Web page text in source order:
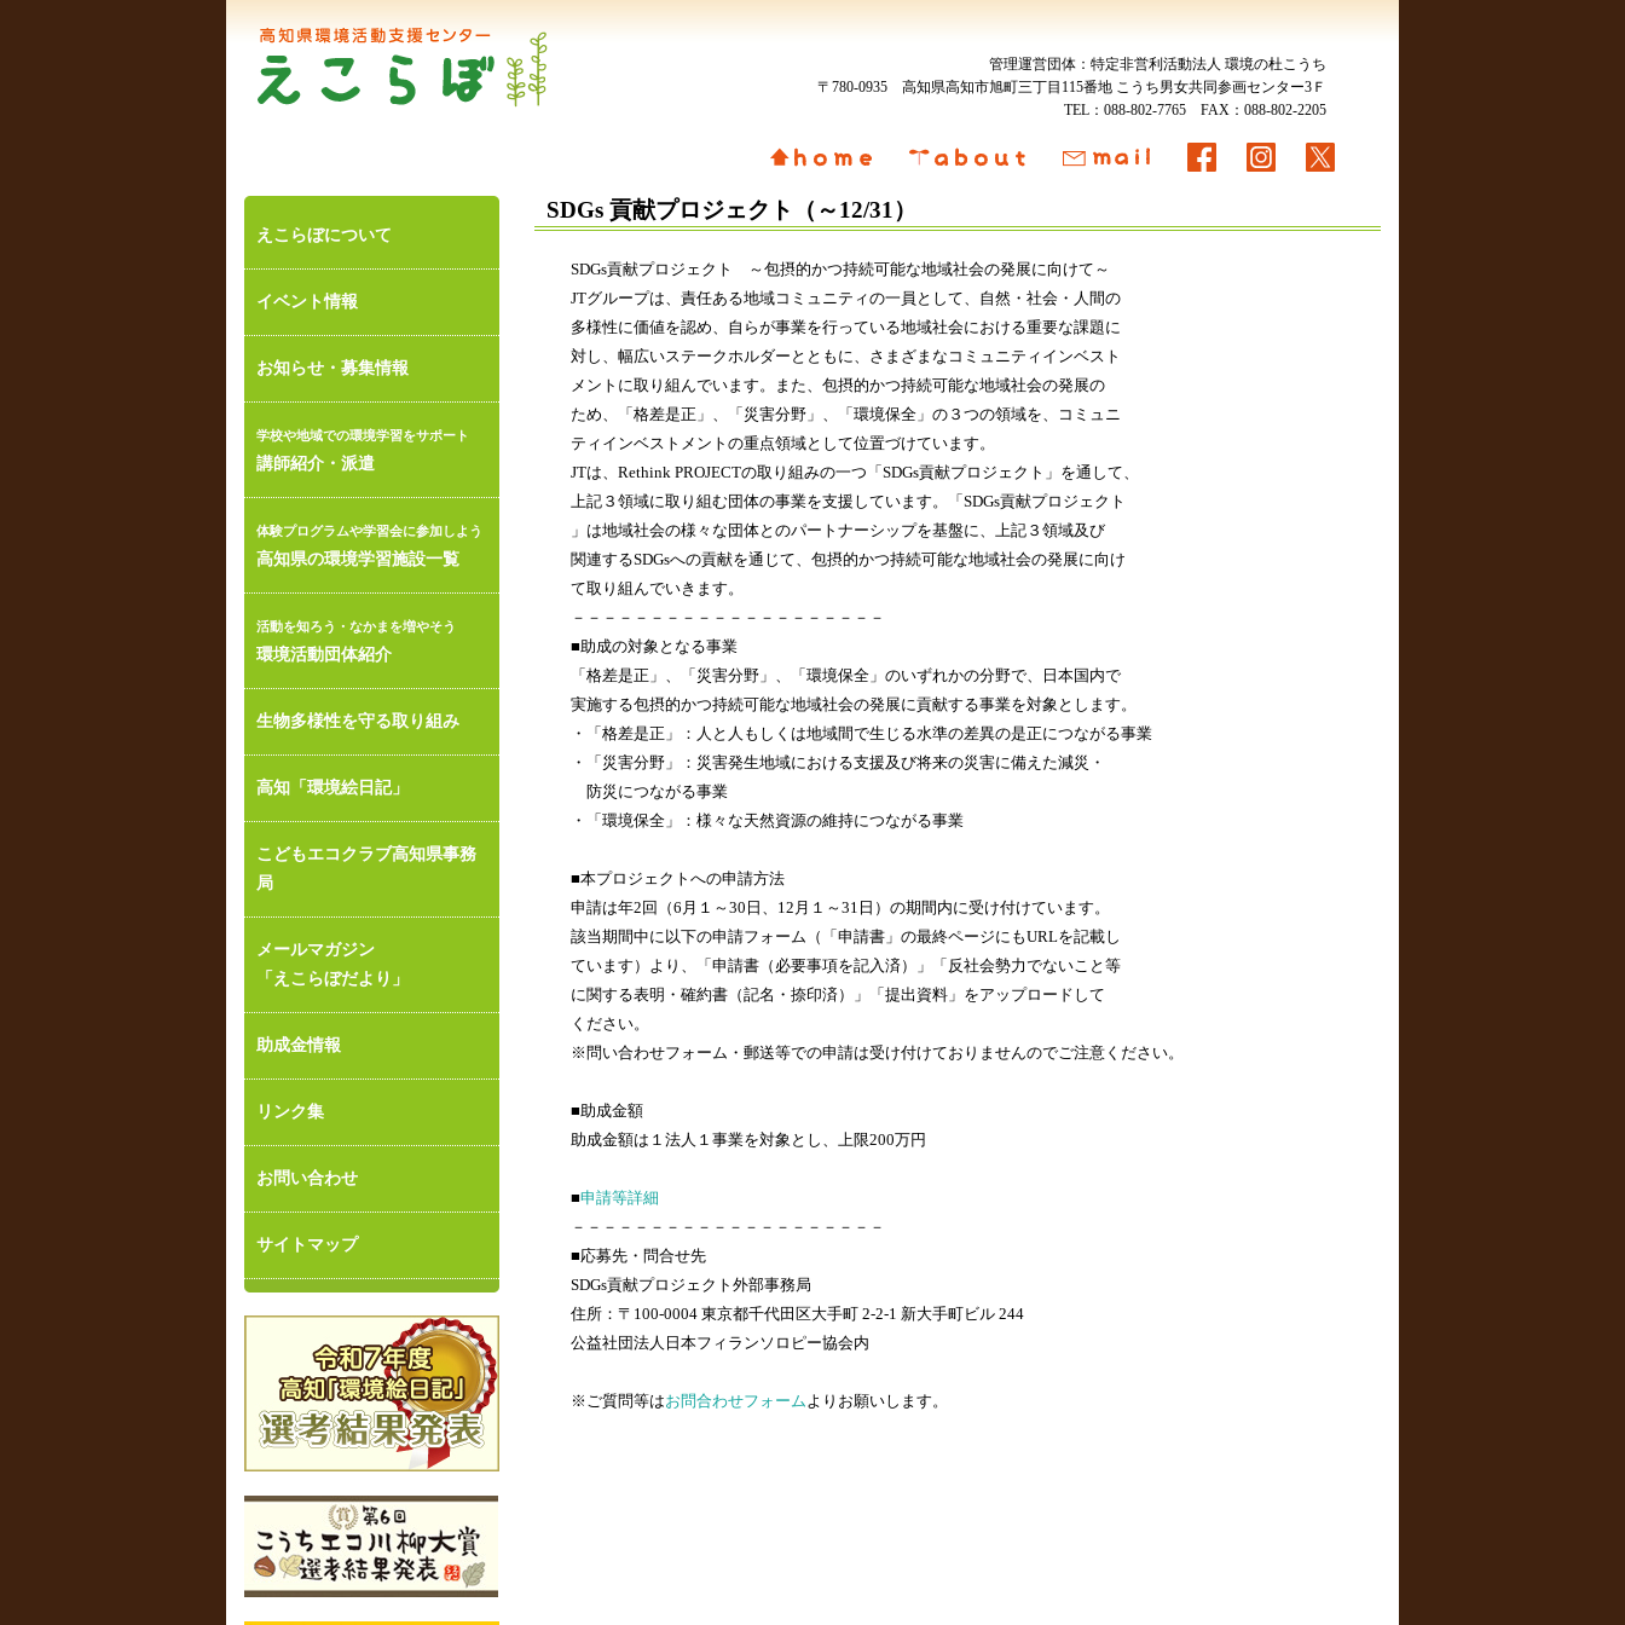
管理運営団体：特定非営利活動法人 環境の杜こうち
〒780-0935 高知県高知市旭町三丁目115番地 こうち男女共同参画センター3Ｆ
TEL： 088-802-7765 FAX：088-802-2205
えこらぼについて
イベント情報
お知らせ・募集情報
学校や地域での環境学習をサポート
講師紹介・派遣
体験プログラムや学習会に参加しよう
高知県の環境学習施設一覧
活動を知ろう・なかまを増やそう
環境活動団体紹介
生物多様性を守る取り組み
高知「環境絵日記」
こどもエコクラブ高知県事務
局
メールマガジン
「えこらぼだより」
助成金情報
リンク集
お問い合わせ
サイトマップ
SDGs 貢献プロジェクト（～12/31）
SDGs貢献プロジェクト ～包摂的かつ持続可能な地域社会の発展に向けて～
JTグループは、責任ある地域コミュニティの一員として、自然・社会・人間の
多様性に価値を認め、自らが事業を行っている地域社会における重要な課題に
対し、幅広いステークホルダーとともに、さまざまなコミュニティインベスト
メントに取り組んでいます。また、包摂的かつ持続可能な地域社会の発展の
ため、「格差是正」、「災害分野」、「環境保全」の３つの領域を、コミュニ
ティインベストメントの重点領域として位置づけています。
JTは、Rethink PROJECTの取り組みの一つ「SDGs貢献プロジェクト」を通して、
上記３領域に取り組む団体の事業を支援しています。「SDGs貢献プロジェクト
」は地域社会の様々な団体とのパートナーシップを基盤に、上記３領域及び
関連するSDGsへの貢献を通じて、包摂的かつ持続可能な地域社会の発展に向け
て取り組んでいきます。
－－－－－－－－－－－－－－－－－－－－
■助成の対象となる事業
「格差是正」、「災害分野」、「環境保全」のいずれかの分野で、日本国内で
実施する包摂的かつ持続可能な地域社会の発展に貢献する事業を対象とします。
・「格差是正」：人と人もしくは地域間で生じる水準の差異の是正につながる事業
・「災害分野」：災害発生地域における支援及び将来の災害に備えた減災・
防災につながる事業
・「環境保全」：様々な天然資源の維持につながる事業
■本プロジェクトへの申請方法
申請は年2回（6月１～30日、12月１～31日）の期間内に受け付けています。
該当期間中に以下の申請フォーム（「申請書」の最終ページにもURLを記載し
ています）より、「申請書（必要事項を記入済）」「反社会勢力でないこと等
に関する表明・確約書（記名・捺印済）」「提出資料」をアップロードして
ください。
※問い合わせフォーム・郵送等での申請は受け付けておりませんのでご注意ください。
■助成金額
助成金額は１法人１事業を対象とし、上限200万円
■申請等詳細
－－－－－－－－－－－－－－－－－－－－
■応募先・問合せ先
SDGs貢献プロジェクト外部事務局
住所：〒100-0004 東京都千代田区大手町 2-2-1 新大手町ビル 244
公益社団法人日本フィランソロピー協会内
※ご質問等はお問合わせフォームよりお願いします。